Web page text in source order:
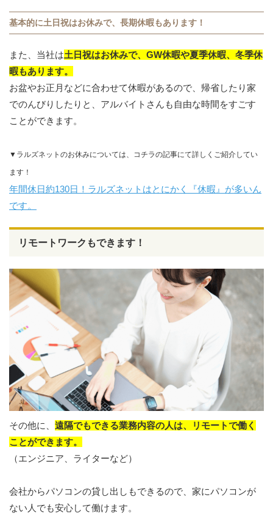
基本的に土日祝はお休みで、長期休暇もあります！
また、当社は土日祝はお休みで、GW休暇や夏季休暇、冬季休
暇もあります。
お盆やお正月などに合わせて休暇があるので、帰省したり家
でのんびりしたりと、アルバイトさんも自由な時間をすごす
ことができます。
▼ラルズネットのお休みについては、コチラの記事にて詳しくご紹介してい
ます！
年間休日約130日！ラルズネットはとにかく『休暇』が多いん
です。
リモートワークもできます！
その他に、 遠隔でもできる業務内容の人は、リモートで働く
ことができます。
（エンジニア、ライターなど）
会社からパソコンの貸し出しもできるので、家にパソコンが
ない人でも安心して働けます。